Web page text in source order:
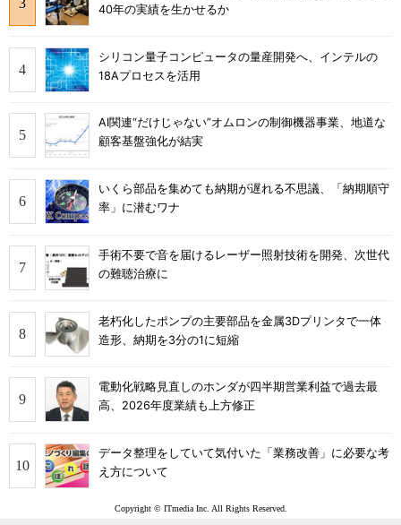
40年の実績を生かせるか
シリコン量子コンピュータの量産開発へ、インテルの
18Aプロセスを活用
AI関連“だけじゃない”オムロンの制御機器事業、地道な
顧客基盤強化が結実
いくら部品を集めても納期が遅れる不思議、「納期順守
率」に潜むワナ
手術不要で音を届けるレーザー照射技術を開発、次世代
の難聴治療に
老朽化したポンプの主要部品を金属3Dプリンタで一体
造形、納期を3分の1に短縮
電動化戦略見直しのホンダが四半期営業利益で過去最
高、2026年度業績も上方修正
データ整理をしていて気付いた「業務改善」に必要な考
え方について
Copyright © ITmedia Inc. All Rights Reserved.